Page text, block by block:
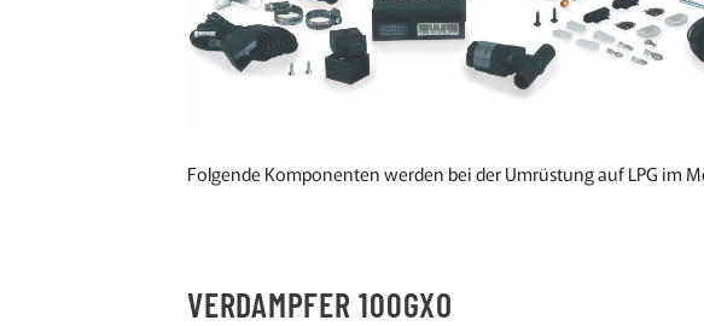
Folgende Komponenten werden bei der Umrüstung auf LPG im
VERDAMPFER 100GXO